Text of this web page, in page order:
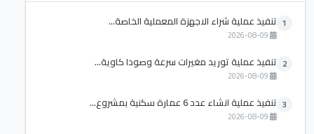
1 تنفيذ عملية شراء الاجهزة المعملية الخاصة...
2 تنفيذ عملية توريد مغيرات سرعة وصودا كاوية...
3 تنفيذ عملية انشاء عدد 6 عمارة سكنية بمشروع...